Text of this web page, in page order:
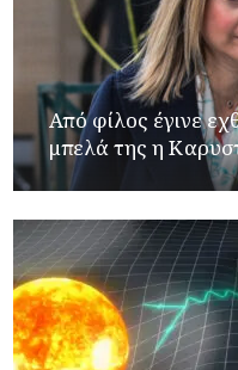
Από φίλος έγινε
μπελά της η